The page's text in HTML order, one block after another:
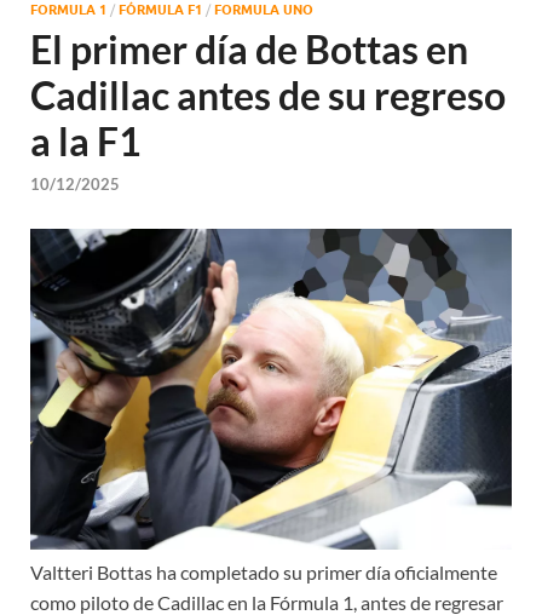
FORMULA 1 / FÓRMULA F1 / FORMULA UNO
El primer día de Bottas en
Cadillac antes de su regreso
a la F1
10/12/2025
Valtteri Bottas ha completado su primer día oficialmente
como piloto de Cadillac en la Fórmula 1, antes de regresar